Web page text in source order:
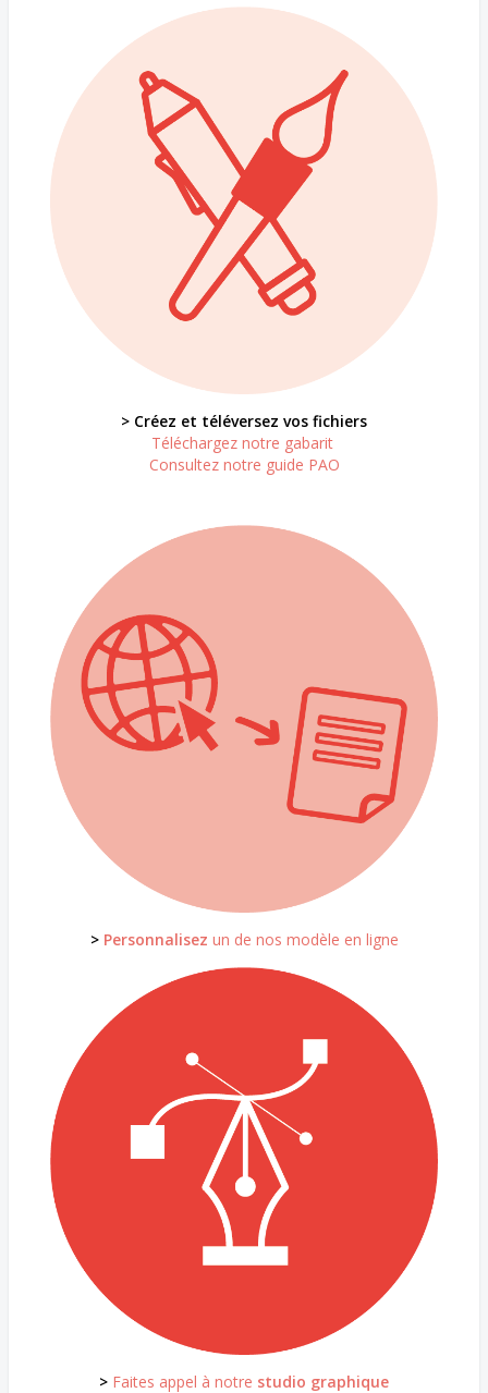
> Créez et téléversez vos fichiers
Téléchargez notre gabarit
Consultez notre guide PAO
> Personnalisez un de nos modèle en ligne
> Faites appel à notre studio graphique